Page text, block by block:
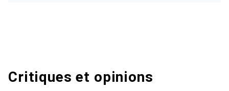
Critiques et opinions